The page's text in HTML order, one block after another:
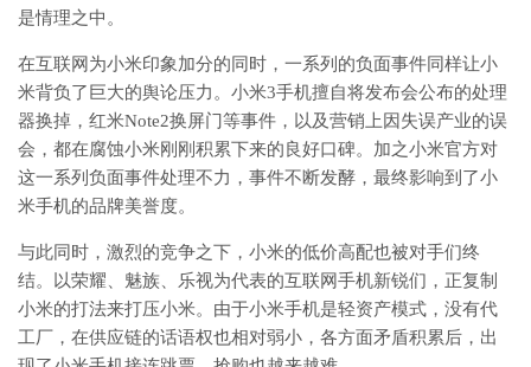
是情理之中。
在互联网为小米印象加分的同时，一系列的负面事件同样让小
米背负了巨大的舆论压力。小米3手机擅自将发布会公布的处理
器换掉，红米Note2换屏门等事件，以及营销上因失误产业的误
会，都在腐蚀小米刚刚积累下来的良好口碑。加之小米官方对
这一系列负面事件处理不力，事件不断发酵，最终影响到了小
米手机的品牌美誉度。
与此同时，激烈的竞争之下，小米的低价高配也被对手们终
结。以荣耀、魅族、乐视为代表的互联网手机新锐们，正复制
小米的打法来打压小米。由于小米手机是轻资产模式，没有代
工厂，在供应链的话语权也相对弱小，各方面矛盾积累后，出